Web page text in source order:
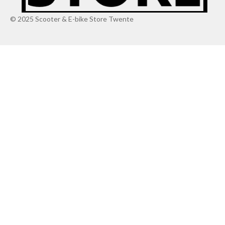
© 2025 Scooter & E-bike Store Twente